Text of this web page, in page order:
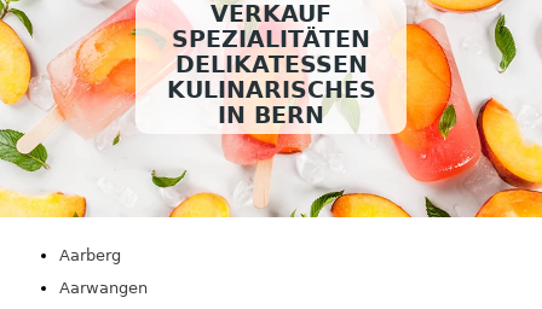
VERKAUF
SPEZIALITÄTEN
DELIKATESSEN
KULINARISCHES
IN BERN
Aarberg
Aarwangen